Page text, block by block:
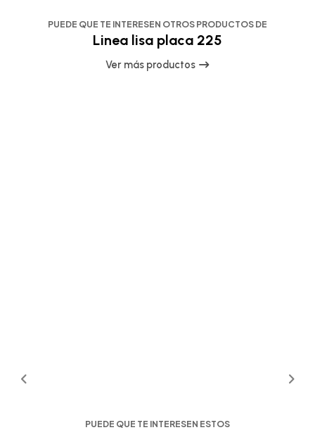
PUEDE QUE TE INTERESEN OTROS PRODUCTOS DE
Linea lisa placa 225
Ver más productos
PUEDE QUE TE INTERESEN ESTOS